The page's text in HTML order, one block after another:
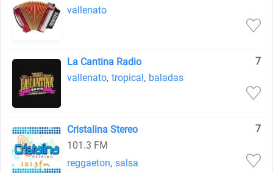
vallenato
La Cantina Radio
7
vallenato, tropical, baladas
Cristalina Stereo
7
101.3 FM
reggaeton, salsa